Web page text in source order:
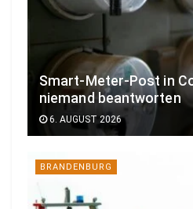
Smart-Meter-Post in
niemand beantworten
6. AUGUST 2026
BRANDENBURG